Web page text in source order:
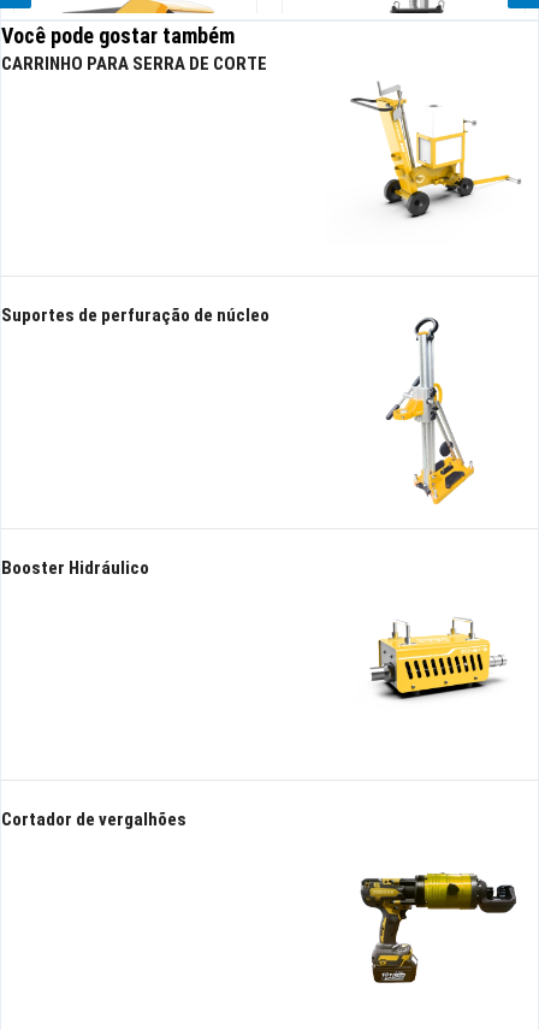
Bomba submersível hidráulica
Você pode gostar também
CARRINHO PARA SERRA DE CORTE
Suportes de perfuração de núcleo
Booster Hidráulico
Cortador de vergalhões